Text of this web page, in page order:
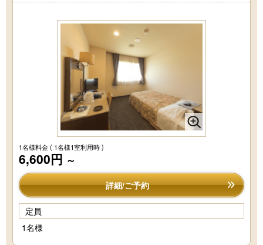
1名様料金( 1名様1室利用時 )
6,600円 ～
詳細/ご予約
定員
1名様